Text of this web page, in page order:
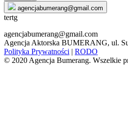
agencjabumerang@gmail.com
tertg
agencjabumerang@gmail.com
Agencja Aktorska BUMERANG, ul.
Polityka Prywatności | RODO
© 2020 Agencja Bumerang. Wszelkie